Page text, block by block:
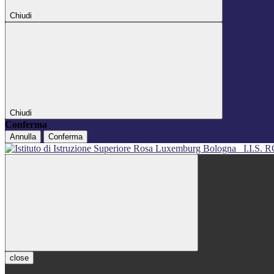
Chiudi
Chiudi
Conferma
Annulla Conferma
I.I.S.
close